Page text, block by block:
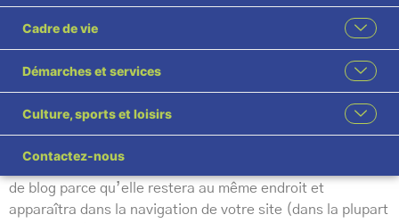
Cadre de vie
Démarches et services
Culture, sports et loisirs
Contactez-nous
Accueil
Partagez cette page
de blog parce qu’elle restera au même endroit et
apparaîtra dans la navigation de votre site (dans la plupart